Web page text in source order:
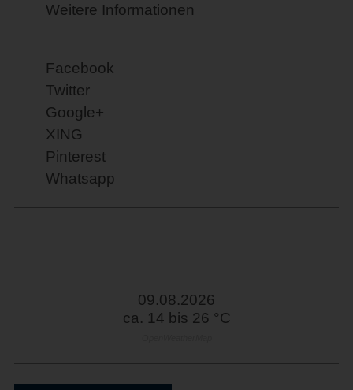
Weitere Informationen
Facebook
Twitter
Google+
XING
Pinterest
Whatsapp
09.08.2026
ca. 14 bis 26 °C